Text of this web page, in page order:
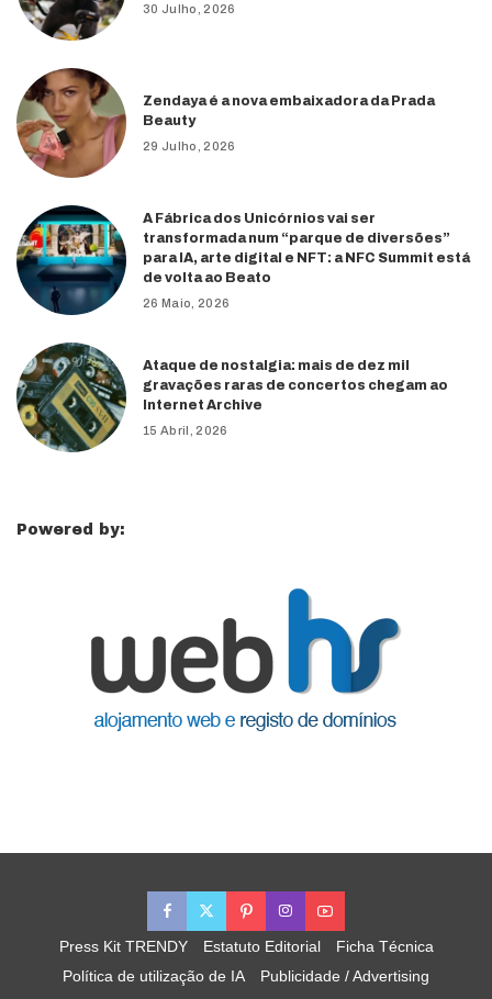
30 Julho, 2026
Zendaya é a nova embaixadora da Prada
Beauty
29 Julho, 2026
A Fábrica dos Unicórnios vai ser
transformada num “parque de diversões”
para IA, arte digital e NFT: a NFC Summit está
de volta ao Beato
26 Maio, 2026
Ataque de nostalgia: mais de dez mil
gravações raras de concertos chegam ao
Internet Archive
15 Abril, 2026
Powered by:
Press Kit TRENDY Estatuto Editorial
Ficha Técnica
Política de utilização de IA
Publicidade / Advertising